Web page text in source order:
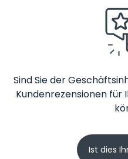
Sind Sie der
Kundenrezensionen
Ist dies